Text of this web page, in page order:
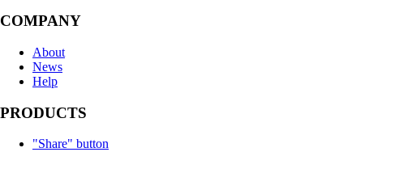
COMPANY
About
News
Help
PRODUCTS
"Share" button